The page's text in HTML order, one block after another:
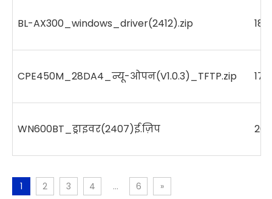
BL-AX300_windows_driver(2412).zip
CPE450M_28DA4_न्यू-ओपन(V1.0.3)_TFTP.zip
WN600BT_ड्राइवर(2407)ई.ज़िप
1 2 3 4 ... 6 »